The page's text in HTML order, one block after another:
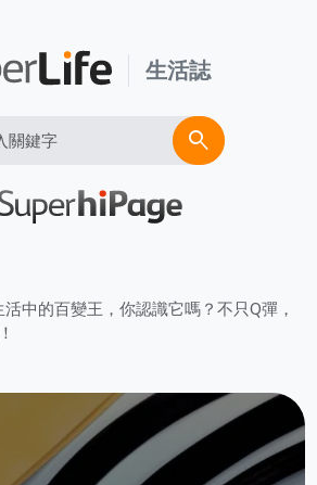
生活誌
search
中的百變王，你認識它嗎？不只Q彈，